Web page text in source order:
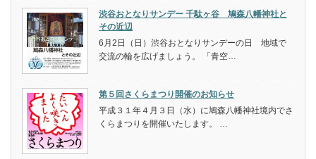
渋谷おとなりサンデー 千駄ヶ谷 鳩森八幡神社と
その近辺
6月2日（日）渋谷おとなりサンデーの日 地域で
交流の輪を広げましょう。 「青空…
第５回さくらまつり開催のお知らせ
平成３１年４月３日（水）に鳩森八幡神社境内でさ
くらまつりを開催いたします。 …